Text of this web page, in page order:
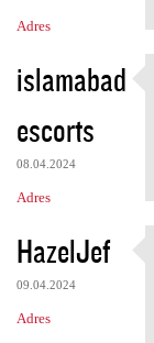
Adres
islamabad
escorts
08.04.2024
Adres
HazelJef
09.04.2024
Adres